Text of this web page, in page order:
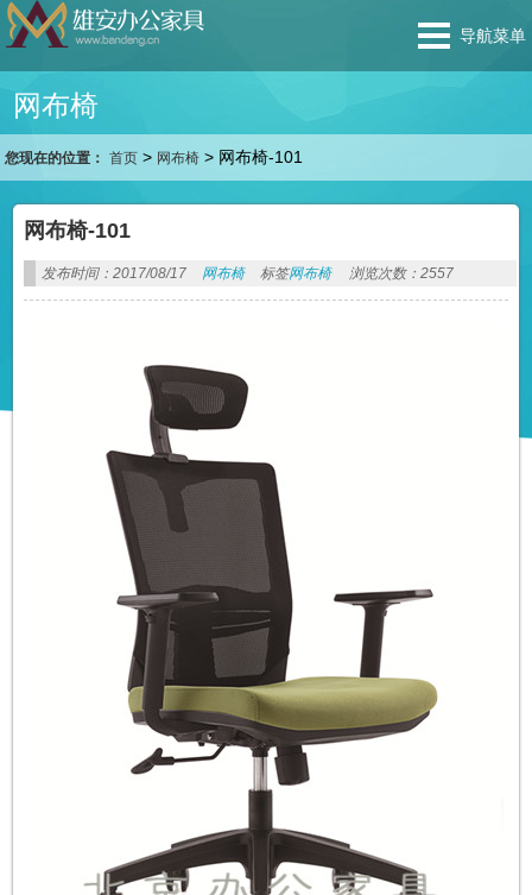
导航菜单
网布椅
您现在的位置： 首页 > 网布椅 > 网布椅-101
网布椅-101
发布时间：2017/08/17 网布椅 标签网布椅 浏览次数：2557